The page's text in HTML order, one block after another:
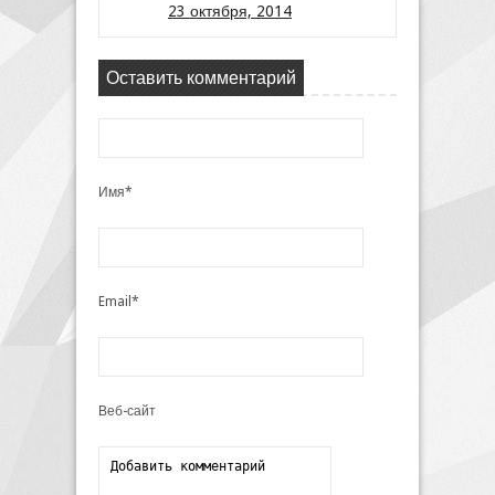
23 октября, 2014
Оставить комментарий
Имя*
Email*
Веб-сайт